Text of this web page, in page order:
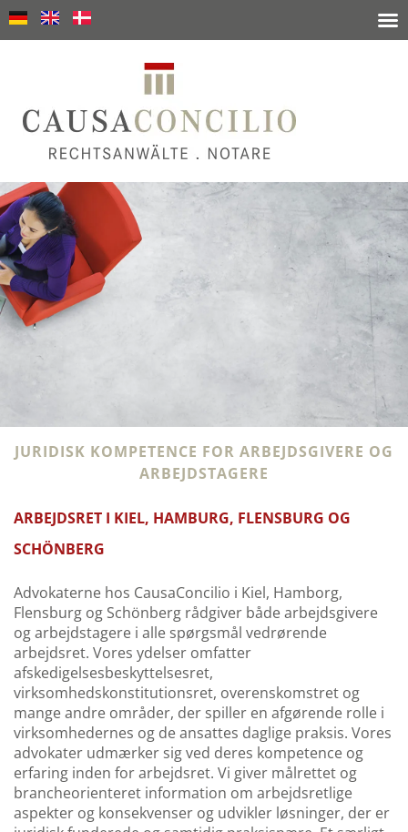
JURIDISK KOMPETENCE FOR ARBEJDSGIVERE OG
ARBEJDSTAGERE
ARBEJDSRET I KIEL, HAMBURG, FLENSBURG OG
SCHÖNBERG
Advokaterne hos CausaConcilio i Kiel, Hamborg,
Flensburg og Schönberg rådgiver både arbejdsgivere
og arbejdstagere i alle spørgsmål vedrørende
arbejdsret. Vores ydelser omfatter
afskedigelsesbeskyttelsesret,
virksomhedskonstitutionsret, overenskomstret og
mange andre områder, der spiller en afgørende rolle i
virksomhedernes og de ansattes daglige praksis. Vores
advokater udmærker sig ved deres kompetence og
erfaring inden for arbejdsret. Vi giver målrettet og
brancheorienteret information om arbejdsretlige
aspekter og konsekvenser og udvikler løsninger, der er